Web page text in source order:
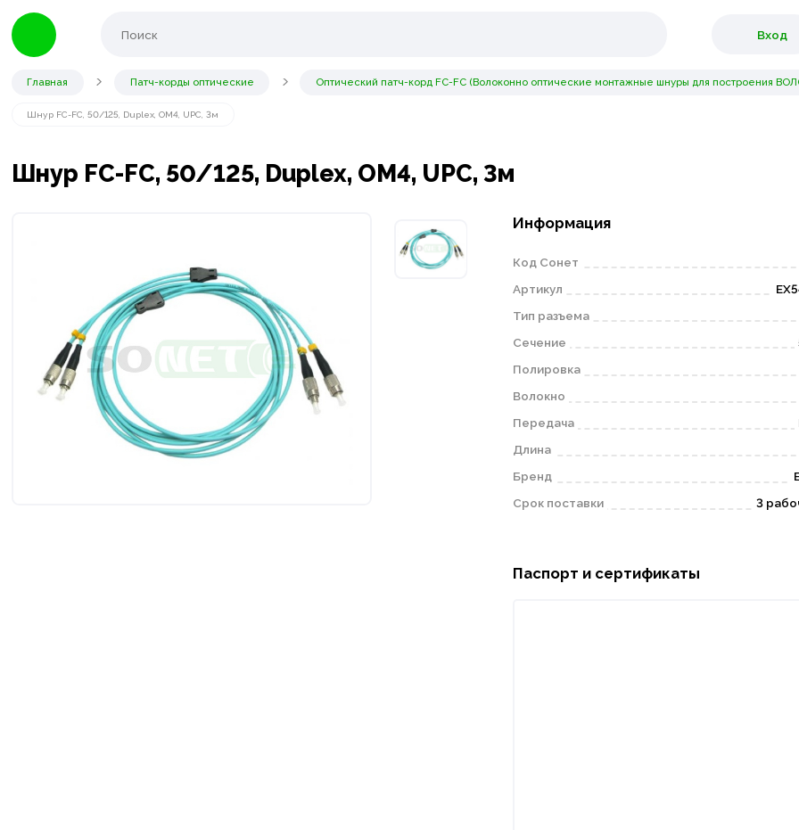
Вход
Главная Патч-корды оптические Оптический патч-корд FC-FC (Волоконно оптические монтажные шнуры для построения
Шнур FC-FC, 50/125, Duplex, OM4, UPC, 3м
Шнур FC-FC, 50/125, Duplex, OM4, UPC, 3м
Информация
Код Сонет
Артикул
Тип разъема
Сечение
Полировка
Волокно
Передача
Длина
Бренд
Срок поставки
3
Паспорт и сертификаты